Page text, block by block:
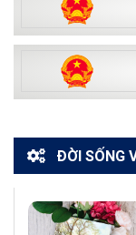
ĐỜI SỐNG